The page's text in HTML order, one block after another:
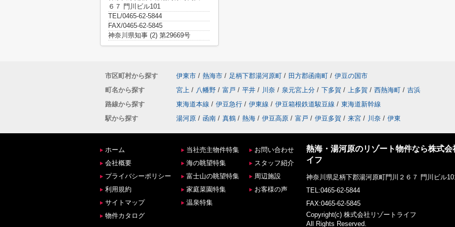
６７ 門川ビル101
TEL/0465-62-5844
FAX/0465-62-5845
神奈川県知事 (2) 第29669号
市区町村から探す 伊東市 / 熱海市 / 足柄下郡湯河原町 / 田方郡函南町 / 伊豆の国市
町名から探す
宮上 / 八幡野 / 富戸 / 平井 / 川奈 / 泉元宮上分 / 下多賀 / 上多賀 / 西熱海町 / 吉浜
路線から探す
東海道本線 / 伊豆急行 / 伊東線 / 伊豆箱根鉄道駿豆線 / 東海道新幹線
駅から探す
湯河原 / 函南 / 真鶴 / 熱海 / 伊豆高原 / 富戸 / 伊豆多賀 / 来宮 / 川奈 / 伊東
ホーム
会社概要
プライバシーポリシー
利用規約
サイトマップ
物件カタログ
当社売主物件特集
海の眺望特集
富士山の眺望特集
家庭菜園特集
温泉特集
お問い合わせ
スタッフ紹介
周辺施設
お客様の声
熱海・湯河原のリゾート物件なら株式会
イフ
神奈川県足柄下郡湯河原町門川２６７ 門川ビル
TEL:0465-62-5844
FAX:0465-62-5845
Copyright(c) 株式会社リゾートライフ
All Rights Reserved.